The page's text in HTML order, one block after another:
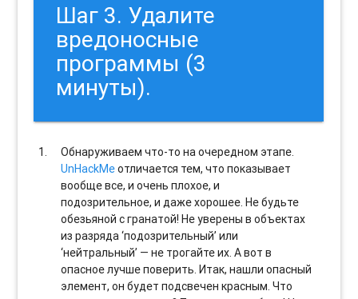
Шаг 3. Удалите
вредоносные
программы (3
минуты).
Обнаруживаем что-то на очередном этапе.
UnHackMeотличается тем, что показывает
вообще все, и очень плохое, и
подозрительное, и даже хорошее. Не будьте
обезьяной с гранатой! Не уверены в объектах
из разряда ‘подозрительный’ или
‘нейтральный’ — не трогайте их. А вот в
опасное лучше поверить. Итак, нашли опасный
элемент, он будет подсвечен красным. Что